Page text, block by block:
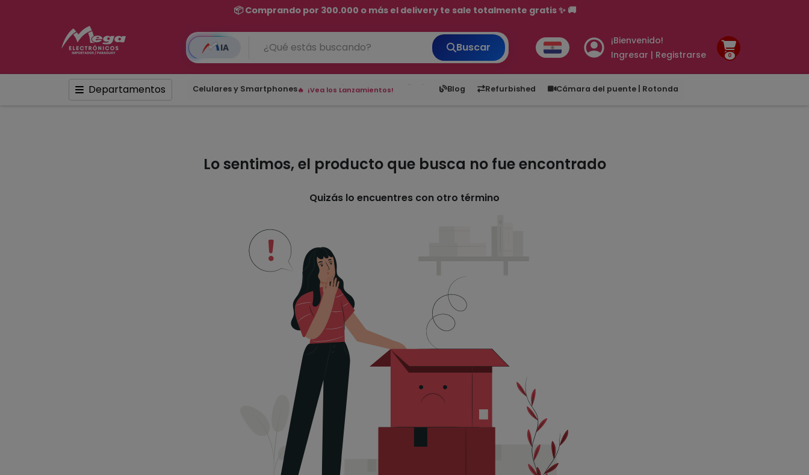
📦 Comprando por 300.000 o más el delivery te sale totalmente gratis ✨ 🚚
💳 ¡HASTA 24 CUOTAS SIN INTERÉS con tarjetas adheridas!
IA
Buscar
¡Bienvenido!
Ingresar | Registrarse
0
Departamentos Celulares y Smartphones
¡Vea los Lanzamientos!
Blog Refurbished Cámara del puente | Rotonda
6,050 5.23 1,900 1.00
Lo sentimos, el producto que busca no fue encontrado
Quizás lo encuentres con otro término